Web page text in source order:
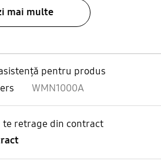
mai multe
pentru produs
WMN1000A
te retrage din contract